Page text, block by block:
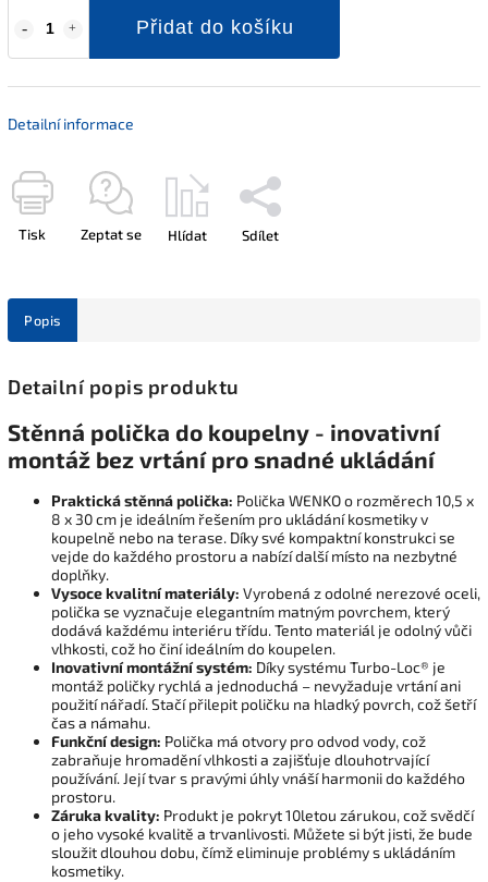
Přidat do košíku
Detailní informace
Tisk Zeptat se Hlídat Sdílet
Popis
Detailní popis produktu
Stěnná polička do koupelny - inovativní
montáž bez vrtání pro snadné ukládání
Praktická stěnná polička: Polička WENKO o rozměrech 10,5 x
8 x 30 cm je ideálním řešením pro ukládání kosmetiky v
koupelně nebo na terase. Díky své kompaktní konstrukci se
vejde do každého prostoru a nabízí další místo na nezbytné
doplňky.
Vysoce kvalitní materiály: Vyrobená z odolné nerezové oceli,
polička se vyznačuje elegantním matným povrchem, který
dodává každému interiéru třídu. Tento materiál je odolný vůči
vlhkosti, což ho činí ideálním do koupelen.
Inovativní montážní systém: Díky systému Turbo-Loc® je
montáž poličky rychlá a jednoduchá – nevyžaduje vrtání ani
použití nářadí. Stačí přilepit poličku na hladký povrch, což šetří
čas a námahu.
Funkční design: Polička má otvory pro odvod vody, což
zabraňuje hromadění vlhkosti a zajišťuje dlouhotrvající
používání. Její tvar s pravými úhly vnáší harmonii do každého
prostoru.
Záruka kvality: Produkt je pokryt 10letou zárukou, což svědčí
o jeho vysoké kvalitě a trvanlivosti. Můžete si být jisti, že bude
sloužit dlouhou dobu, čímž eliminuje problémy s ukládáním
kosmetiky.